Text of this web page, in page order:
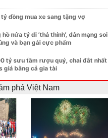
tỷ đồng mua xe sang tặng vợ
nửa tỷ đi ‘thả thính’, dân mạng soi
và bạn gái cực phẩm
tỷ sưu tầm rượu quý, chai đắt nhất
giá bằng cả gia tài
phá Việt Nam